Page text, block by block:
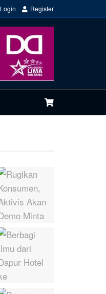
Login Register